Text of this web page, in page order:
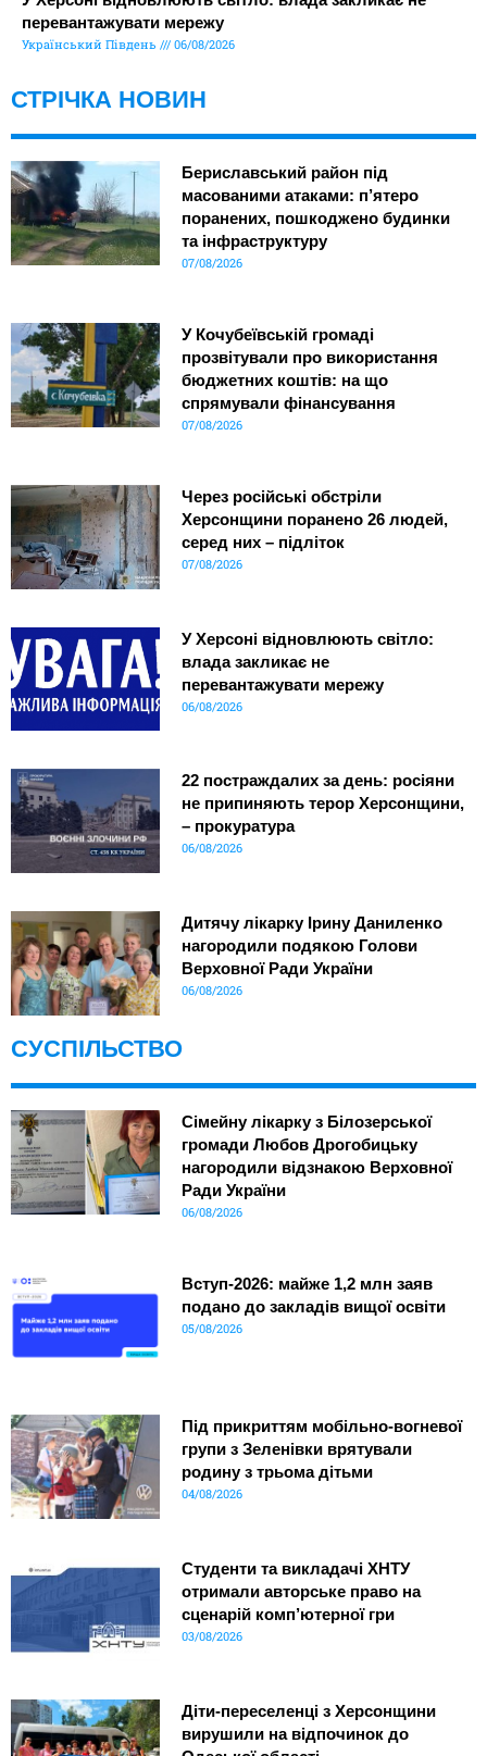
перевантажувати мережу
Український Південь 06/08/2026
СТРІЧКА НОВИН
Бериславський район під
масованими атаками: п’ятеро
поранених, пошкоджено будинки
та інфраструктуру
07/08/2026
У Кочубеївській громаді
прозвітували про використання
бюджетних коштів: на що
спрямували фінансування
07/08/2026
Через російські обстріли
Херсонщини поранено 26 людей,
серед них – підліток
07/08/2026
У Херсоні відновлюють світло:
влада закликає не
перевантажувати мережу
06/08/2026
22 постраждалих за день: росіяни
не припиняють терор Херсонщини,
– прокуратура
06/08/2026
Дитячу лікарку Ірину Даниленко
нагородили подякою Голови
Верховної Ради України
06/08/2026
СУСПІЛЬСТВО
Сімейну лікарку з Білозерської
громади Любов Дрогобицьку
нагородили відзнакою Верховної
Ради України
06/08/2026
Вступ-2026: майже 1,2 млн заяв
подано до закладів вищої освіти
05/08/2026
Під прикриттям мобільно-вогневої
групи з Зеленівки врятували
родину з трьома дітьми
04/08/2026
Студенти та викладачі ХНТУ
отримали авторське право на
сценарій комп’ютерної гри
03/08/2026
Діти-переселенці з Херсонщини
вирушили на відпочинок до